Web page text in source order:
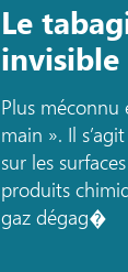
Le
invisible
Plus méconnu
main ». Il
sur les
produits
gaz dégag�